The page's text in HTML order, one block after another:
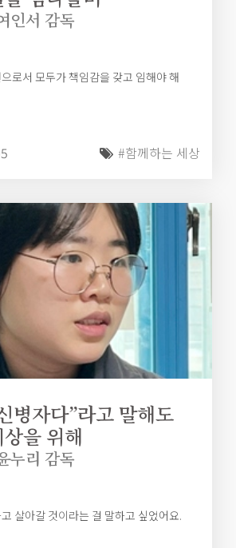
인서 감독
로서 모두가 책임감을 갖고 임해야 해
#함께하는 세상
병자다”라고 말해도
을 위해
누리 감독
살아갈 것이라는 걸 말하고 싶었어요.